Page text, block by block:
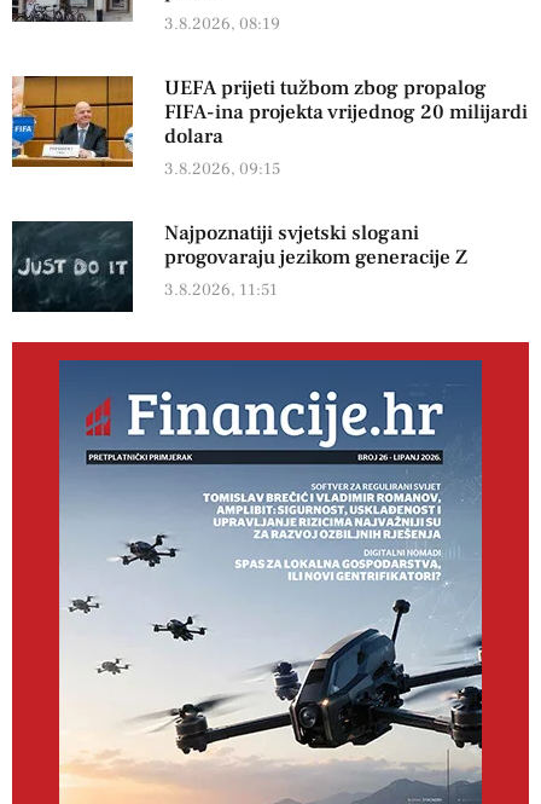
3.8.2026, 08:19
UEFA prijeti tužbom zbog propalog
FIFA-ina projekta vrijednog 20 milijardi
dolara
3.8.2026, 09:15
Najpoznatiji svjetski slogani
progovaraju jezikom generacije Z
3.8.2026, 11:51